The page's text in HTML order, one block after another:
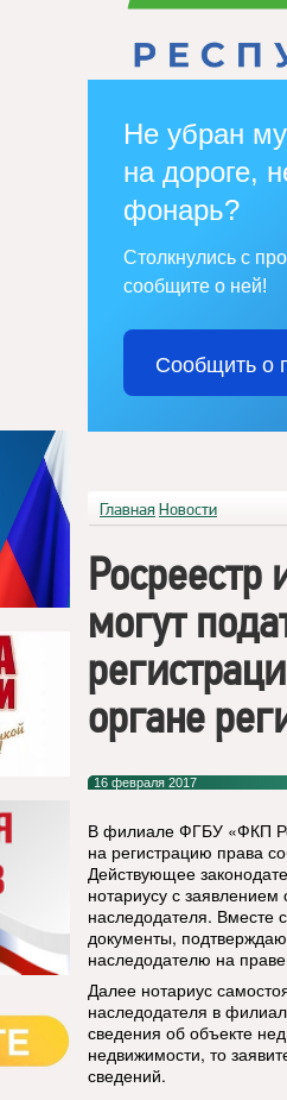
Не убран
на дороге,
фонарь?
Столкнулись с
сообщите о ней!
Сообщить о
Главная Новости
Росреестр
могут
органе
16 февраля 2017
В филиале ФГБУ «ФКП
на регистрацию права
Действующее
нотариусу с
наследодателя. Вместе
документы,
наследодателю на
Далее нотариус
наследодателя в
сведения об объекте
недвижимости, то
сведений.